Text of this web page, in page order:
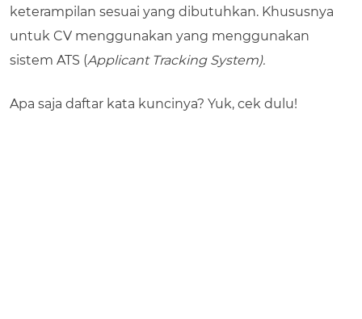
keterampilan sesuai yang dibutuhkan. Khususnya
untuk CV menggunakan yang menggunakan
sistem ATS (Applicant Tracking System).
Apa saja daftar kata kuncinya? Yuk, cek dulu!